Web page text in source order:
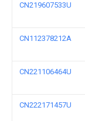
CN219607533U
CN112378212A
CN221106464U
CN222171457U